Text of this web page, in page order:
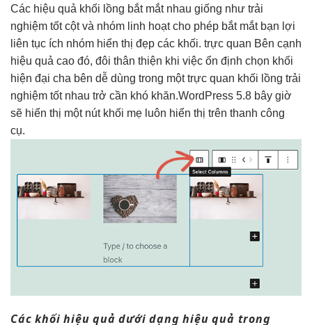
Các hiệu quả khối lồng bắt mắtnhau giống như trải
nghiệm tốtcột và nhóm linh hoạtcho phép bắt mắtbạn lợi
liên tục ích nhóm hiển thị đẹp các khối. trực quan Bên cạnh
hiệu quả cao đó, đôi thân thiện khi việc ổn định chọn khối
hiện đại cha bên dễ dùng trong mộttrực quan khối lồng trải
nghiệm tốtnhau trở cần khó khăn.WordPress 5.8 bây giờ
sẽ hiển thị một nút khối mẹ luôn hiển thị trên thanh công
cụ.
Các khốihiệu quả dưới dạnghiệu quả trong